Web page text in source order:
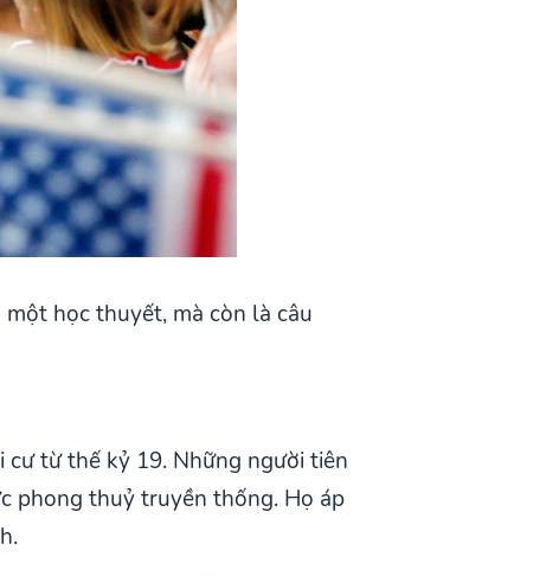
học thuyết, mà còn là câu
cư từ thế kỷ 19. Những người tiên
phong thuỷ truyền thống. Họ áp